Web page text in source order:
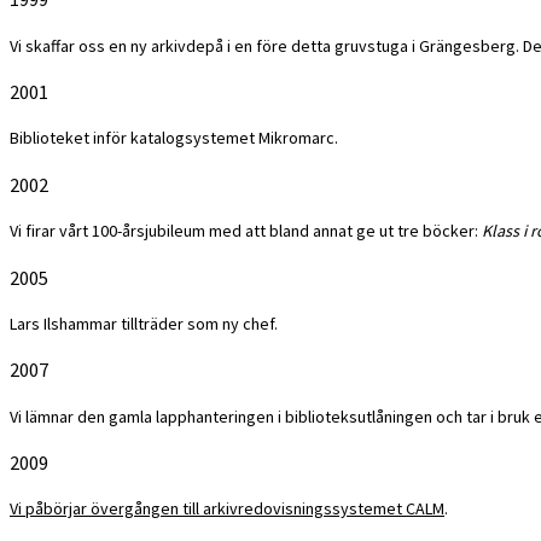
Vi skaffar oss en ny arkivdepå i en före detta gruvstuga i Grängesberg.
2001
Biblioteket inför katalogsystemet Mikromarc.
2002
Vi firar vårt 100-årsjubileum med att bland annat ge ut tre böcker: Klass i
2005
Lars Ilshammar tillträder som ny chef.
2007
Vi lämnar den gamla lapphanteringen i biblioteksutlåningen och tar i
2009
Vi påbörjar övergången till arkivredovisningssystemet CALM.